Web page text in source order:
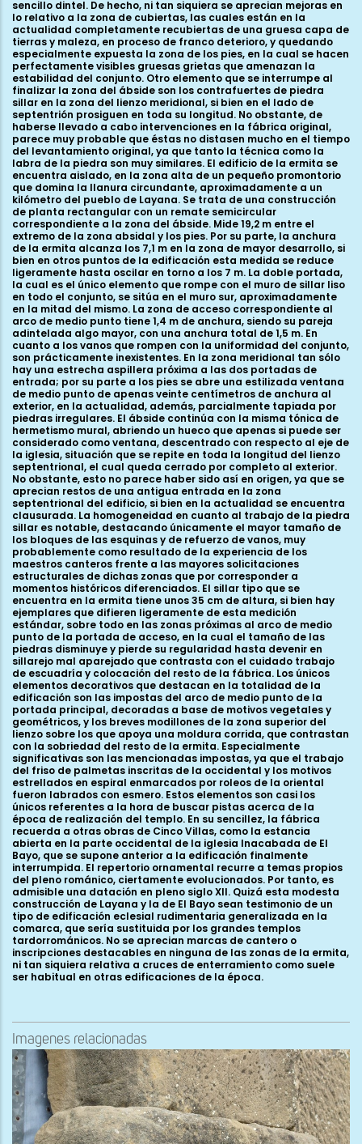
sencillo dintel. De hecho, ni tan siquiera se aprecian mejoras en
lo relativo a la zona de cubiertas, las cuales están en la
actualidad completamente recubiertas de una gruesa capa de
tierras y maleza, en proceso de franco deterioro, y quedando
especialmente expuesta la zona de los pies, en la cual se hacen
perfectamente visibles gruesas grietas que amenazan la
estabilidad del conjunto. Otro elemento que se interrumpe al
finalizar la zona del ábside son los contrafuertes de piedra
sillar en la zona del lienzo meridional, si bien en el lado de
septentrión prosiguen en toda su longitud. No obstante, de
haberse llevado a cabo intervenciones en la fábrica original,
parece muy probable que éstas no distasen mucho en el tiempo
del levantamiento original, ya que tanto la técnica como la
labra de la piedra son muy similares. El edificio de la ermita se
encuentra aislado, en la zona alta de un pequeño promontorio
que domina la llanura circundante, aproximadamente a un
kilómetro del pueblo de Layana. Se trata de una construcción
de planta rectangular con un remate semicircular
correspondiente a la zona del ábside. Mide 19,2 m entre el
extremo de la zona absidal y los pies. Por su parte, la anchura
de la ermita alcanza los 7,1 m en la zona de mayor desarrollo, si
bien en otros puntos de la edificación esta medida se reduce
ligeramente hasta oscilar en torno a los 7 m. La doble portada,
la cual es el único elemento que rompe con el muro de sillar liso
en todo el conjunto, se sitúa en el muro sur, aproximadamente
en la mitad del mismo. La zona de acceso correspondiente al
arco de medio punto tiene 1,4 m de anchura, siendo su pareja
adintelada algo mayor, con una anchura total de 1,5 m. En
cuanto a los vanos que rompen con la uniformidad del conjunto,
son prácticamente inexistentes. En la zona meridional tan sólo
hay una estrecha aspillera próxima a las dos portadas de
entrada; por su parte a los pies se abre una estilizada ventana
de medio punto de apenas veinte centímetros de anchura al
exterior, en la actualidad, además, parcialmente tapiada por
piedras irregulares. El ábside continúa con la misma tónica de
hermetismo mural, abriendo un hueco que apenas si puede ser
considerado como ventana, descentrado con respecto al eje de
la iglesia, situación que se repite en toda la longitud del lienzo
septentrional, el cual queda cerrado por completo al exterior.
No obstante, esto no parece haber sido así en origen, ya que se
aprecian restos de una antigua entrada en la zona
septentrional del edificio, si bien en la actualidad se encuentra
clausurada. La homogeneidad en cuanto al trabajo de la piedra
sillar es notable, destacando únicamente el mayor tamaño de
los bloques de las esquinas y de refuerzo de vanos, muy
probablemente como resultado de la experiencia de los
maestros canteros frente a las mayores solicitaciones
estructurales de dichas zonas que por corresponder a
momentos históricos diferenciados. El sillar tipo que se
encuentra en la ermita tiene unos 35 cm de altura, si bien hay
ejemplares que difieren ligeramente de esta medición
estándar, sobre todo en las zonas próximas al arco de medio
punto de la portada de acceso, en la cual el tamaño de las
piedras disminuye y pierde su regularidad hasta devenir en
sillarejo mal aparejado que contrasta con el cuidado trabajo
de escuadría y colocación del resto de la fábrica. Los únicos
elementos decorativos que destacan en la totalidad de la
edificación son las impostas del arco de medio punto de la
portada principal, decoradas a base de motivos vegetales y
geométricos, y los breves modillones de la zona superior del
lienzo sobre los que apoya una moldura corrida, que contrastan
con la sobriedad del resto de la ermita. Especialmente
significativas son las mencionadas impostas, ya que el trabajo
del friso de palmetas inscritas de la occidental y los motivos
estrellados en espiral enmarcados por roleos de la oriental
fueron labrados con esmero. Estos elementos son casi los
únicos referentes a la hora de buscar pistas acerca de la
época de realización del templo. En su sencillez, la fábrica
recuerda a otras obras de Cinco Villas, como la estancia
abierta en la parte occidental de la iglesia Inacabada de El
Bayo, que se supone anterior a la edificación finalmente
interrumpida. El repertorio ornamental recurre a temas propios
del pleno románico, ciertamente evolucionados. Por tanto, es
admisible una datación en pleno siglo XII. Quizá esta modesta
construcción de Layana y la de El Bayo sean testimonio de un
tipo de edificación eclesial rudimentaria generalizada en la
comarca, que sería sustituida por los grandes templos
tardorrománicos. No se aprecian marcas de cantero o
inscripciones destacables en ninguna de las zonas de la ermita,
ni tan siquiera relativa a cruces de enterramiento como suele
ser habitual en otras edificaciones de la época.
Imagenes relacionadas